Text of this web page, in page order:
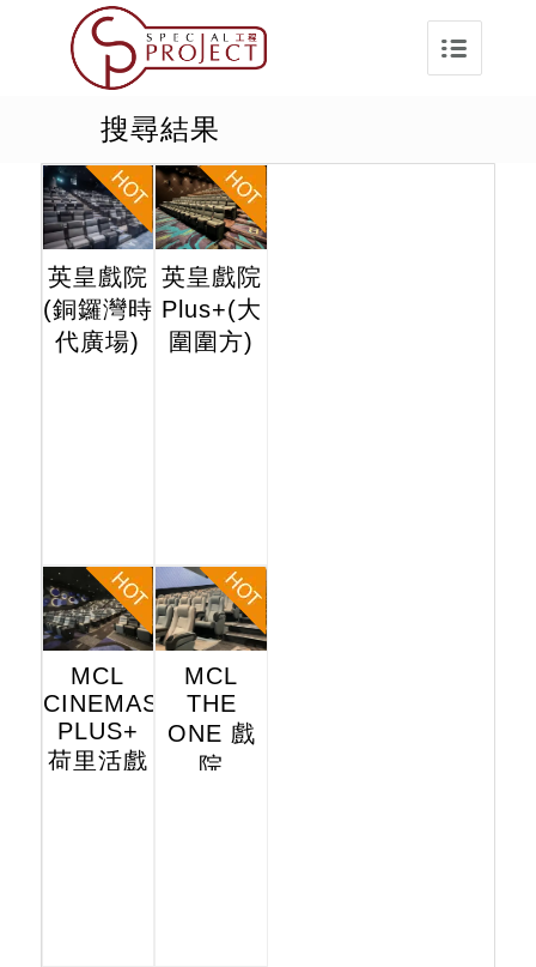
搜尋結果
英皇戲院
(銅鑼灣時
代廣場)
英皇戲院
Plus+(大
圍圍方)
MCL
CINEMAS
PLUS+
荷里活戲
MCL
THE
ONE 戲
院